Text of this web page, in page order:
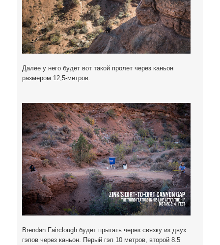
Далее у него будет вот такой пролет через каньон
размером 12,5-метров.
Brendan Fairclough будет прыгать через связку из двух
гэпов через каньон. Перый гэп 10 метров, второй 8.5